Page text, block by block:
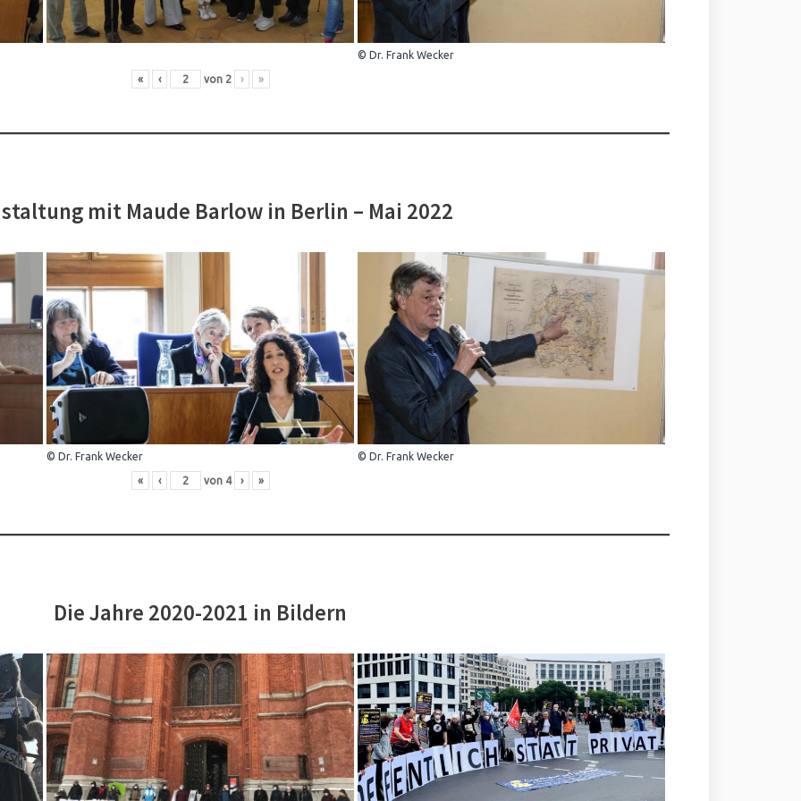
© Dr. Frank Wecker
« ‹ von 2 › »
mit Maude Barlow in Berlin – Mai 2022
© Dr. Frank Wecker © Dr. Frank Wecker
« ‹ von 4 › »
Die Jahre 2020-2021 in Bildern